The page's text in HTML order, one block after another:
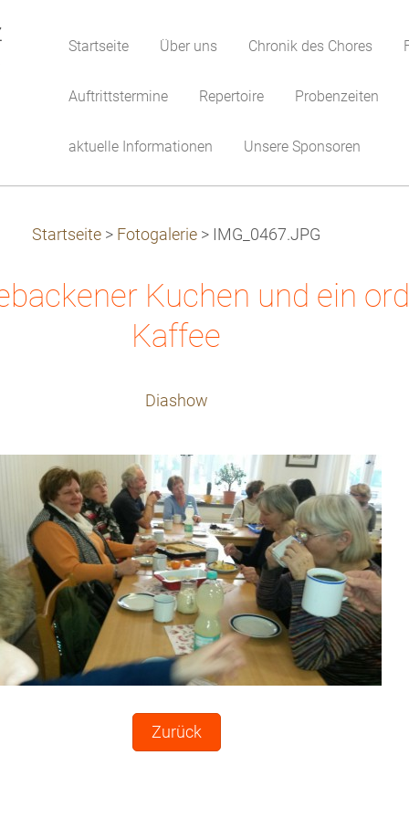
Startseite Über uns Chronik des Chores
Auftrittstermine Repertoire Probenzeiten
aktuelle Informationen Unsere Sponsoren
Startseite > Fotogalerie > IMG_0467.JPG
Kuchen und ein
Kaffee
Diashow
Zurück